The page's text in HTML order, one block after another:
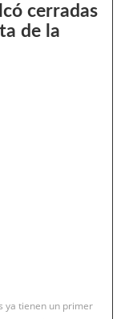
cerradas
de la
ya tienen un primer